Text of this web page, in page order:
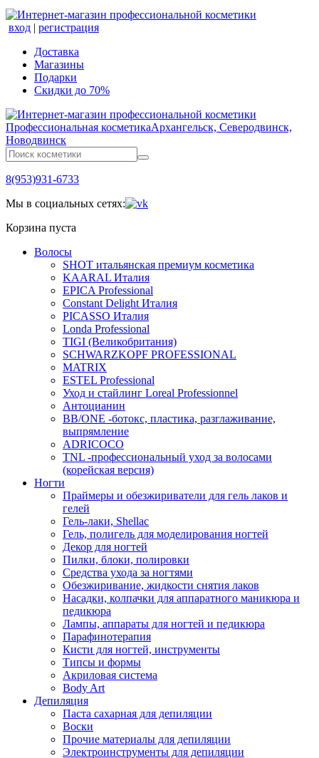
вход | регистрация
Доставка
Магазины
Подарки
Скидки до 70%
Профессиональная косметикаАрхангельск, Северодвинск,
Новодвинск
8(953)931-6733
Мы в социальных сетях:
Корзина пуста
Волосы
SHOT итальянская премиум косметика
KAARAL Италия
EPICA Professional
Constant Delight Италия
PICASSO Италия
Londa Professional
TIGI (Великобритания)
SCHWARZKOPF PROFESSIONAL
MATRIX
ESTEL Professional
Уход и стайлинг Loreal Professionnel
Антоцианин
BB/ONE -ботокс, пластика, разглаживание,
выпрямление
ADRICOCO
TNL -профессиональный уход за волосами
(корейская версия)
Ногти
Праймеры и обезжириватели для гель лаков и
гелей
Гель-лаки, Shellac
Гель, полигель для моделирования ногтей
Декор для ногтей
Пилки, блоки, полировки
Средства ухода за ногтями
Обезжиривание, жидкости снятия лаков
Насадки, колпачки для аппаратного маникюра и
педикюра
Лампы, аппараты для ногтей и педикюра
Парафинотерапия
Кисти для ногтей, инструменты
Типсы и формы
Акриловая система
Body Art
Депиляция
Паста сахарная для депиляции
Воски
Прочие материалы для депиляции
Электроинструменты для депиляции